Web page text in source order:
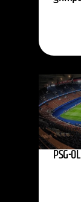
PSG-